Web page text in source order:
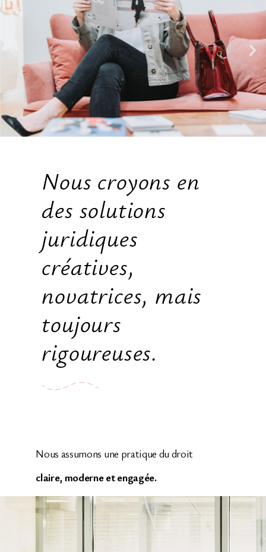
Nous croyons en
des solutions
juridiques
créatives,
novatrices, mais
toujours
rigoureuses.
Nous assumons une pratique du droit
claire, moderne et engagée.